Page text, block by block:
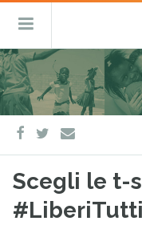
Salta
al
contenuto
Menu
facebook
twitter
e-
mail
Scegli le t-